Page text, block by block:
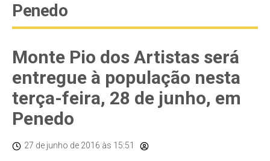
Penedo
Monte Pio dos Artistas será
entregue à população nesta
terça-feira, 28 de junho, em
Penedo
27 de junho de 2016 às 15:51